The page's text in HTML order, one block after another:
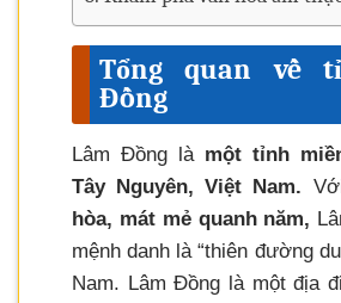
Tổng quan về
Đồng
Lâm Đồng làmột tỉnh
Tây Nguyên, Việt Nam.
hòa, mát mẻ quanh năm,
mệnh danh là “thiên đường
Nam. Lâm Đồng là một địa